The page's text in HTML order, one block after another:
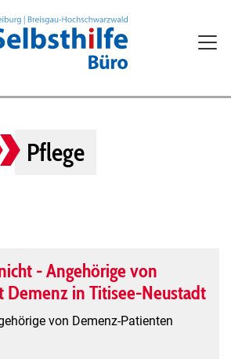
Pflege
- Angehörige von
Demenz in Titisee-Neustadt
von Demenz-Patienten